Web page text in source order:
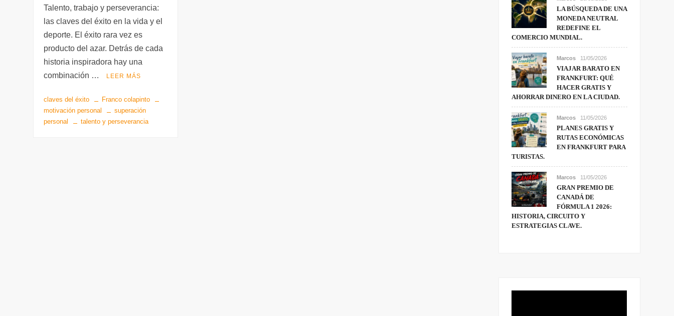
er e
b
o
o
k
s
A
p
p
gr
a
m
bl
r
m
p
ar
tir
Talento, trabajo y perseverancia:
las claves del éxito en la vida y el
deporte. El éxito rara vez es
producto del azar. Detrás de cada
historia inspiradora hay una
combinación …
LEER MÁS
claves del éxito
Franco colapinto
motivación personal
superación
personal
talento y perseverancia
LA BÚSQUEDA DE UNA
MONEDA NEUTRAL
REDEFINE EL
COMERCIO MUNDIAL.
Marcos 11/05/2026
VIAJAR BARATO EN
FRANKFURT: QUÉ
HACER GRATIS Y
AHORRAR DINERO EN LA CIUDAD.
Marcos 11/05/2026
PLANES GRATIS Y
RUTAS ECONÓMICAS
EN FRANKFURT PARA
TURISTAS.
Marcos 11/05/2026
GRAN PREMIO DE
CANADÁ DE
FÓRMULA 1 2026:
HISTORIA, CIRCUITO Y
ESTRATEGIAS CLAVE.